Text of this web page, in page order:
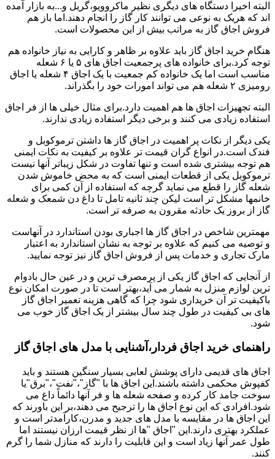
البته اخیرا دستگاه های دیگری نظیر ماکروویو،گریل و...به بازار آمده
اند که هریک به نوعی می توانند کار گاز را انجام دهند.اما باز هم
فروش اجاق گاز به مراتب بیش از این محصولات است.
هنگام خرید اجاق گاز باید علاوه بر ظاهر و کارایی به نیاز خانواده هم
توجه کرد.برای خانواده های پرجمعیت اجاق های ۵ یا ۶ شعله
مناسب است اما یک خانواده کم جمعیت با یک اجاق ۴ شعله یا اجاق
رومیزی ۲ شعله هم می تواند امورات خود را بگذراند.
البته تجهیزات اجاق ها هم اهمیت دارد.برای مثال خیلی ها از فر اجاق
استفاده زیادی می کنند و برخی دیگر استفاده زیادی ندارند.
یکی دیگر از نکات پر اهمیت در اجاق گاز ها داشتن ترموکوبل و
فندک است.در انواع گران قیمت تر علاوه بر کیفیت به نکات ایمنی
هم توجه بیشتری شده است و تنها تفاوت در شکل زیباتر آنها نیست
ترموکوبل یکی از قطعات ایمنی است که به محض خاموش شدن
شعله گاز را قطع می نماید گرچه که استفاده از آن کمی برای
خانمها مشکل تر است لیکن چند ثانیه تامل تا داغ دن شمعک و شعله
گاز از بروز یک حادثه مقرون به صرفه تر است.
مهمترین شاخص در اجاق گاز ها اجباری بودن استاندارد در آنهاست
و توصیه می کنیم که علاوه بر توجه به نشان استاندارد به اعتبار
مارک تجاری و خدمات پس از فروش اجاق گاز نیز توجه نمایید.
از آنجایی که اجاق گاز یکی از پرمصرف ترین و در عین حال بادوام
ترین لوازم منزل به شمار می آید،بهتر است تا در صورت امکان نوع
باکیفیت تر آن خریداری شود چرا که گاهی هزینه تعمیر اجاق گاز
های بی کیفیت در طول چند سال بیشتر از یک اجاق گاز خوب می
شود.
راهنمای خرید اجاق فردار،آشنایی با مدل های اجاق گاز
اجاق های قدیمی دارای پوشش لعابی بسیار سنگین هستند و باید
کفپوش محکمی داشته باشند.این اجاق ها با "گاز"،"نفت"،"برق"یا
سوخت جامد کار کرده و صفحه شعله ها و فر آنها دائماً داغ می
شود.افرادی که این نوع اجاق ها را ترجیح می دهند،بر این باورند که
این اجاق ها در مقایسه با مدل های جدید و مدرن،کارآمدتر است و
عملکرد بهتری دارند.این "اجاق "ها از نظر قیمت ارزان نیستند اما
طول عمر آنها زیاد است و این قابلیت را دارند که منازل شما را گرم
کنند.